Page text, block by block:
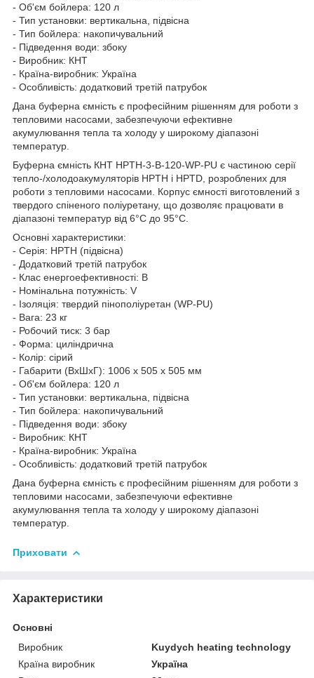
- Об'єм бойлера: 120 л
- Тип установки: вертикальна, підвісна
- Тип бойлера: накопичувальний
- Підведення води: збоку
- Виробник: КНТ
- Країна-виробник: Україна
- Особливість: додатковий третій патрубок
Дана буферна ємність є професійним рішенням для роботи з
тепловими насосами, забезпечуючи ефективне
акумулювання тепла та холоду у широкому діапазоні
температур.
Буферна ємність КНТ НРTH-3-B-120-WP-PU є частиною серії
тепло-/холодоакумуляторів НРTH і НPTD, розроблених для
роботи з тепловими насосами. Корпус ємності виготовлений з
твердого спіненого поліуретану, що дозволяє працювати в
діапазоні температур від 6°C до 95°C.
Основні характеристики:
- Серія: HPTH (підвісна)
- Додатковий третій патрубок
- Клас енергоефективності: B
- Номінальна потужність: V
- Ізоляція: твердий пінополіуретан (WP-PU)
- Вага: 23 кг
- Робочий тиск: 3 бар
- Форма: циліндрична
- Колір: сірий
- Габарити (ВхШхГ): 1006 x 505 x 505 мм
- Об'єм бойлера: 120 л
- Тип установки: вертикальна, підвісна
- Тип бойлера: накопичувальний
- Підведення води: збоку
- Виробник: КНТ
- Країна-виробник: Україна
- Особливість: додатковий третій патрубок
Дана буферна ємність є професійним рішенням для роботи з
тепловими насосами, забезпечуючи ефективне
акумулювання тепла та холоду у широкому діапазоні
температур.
Приховати
Характеристики
Основні
Виробник
Kuydych heating technology
Країна виробник
Україна